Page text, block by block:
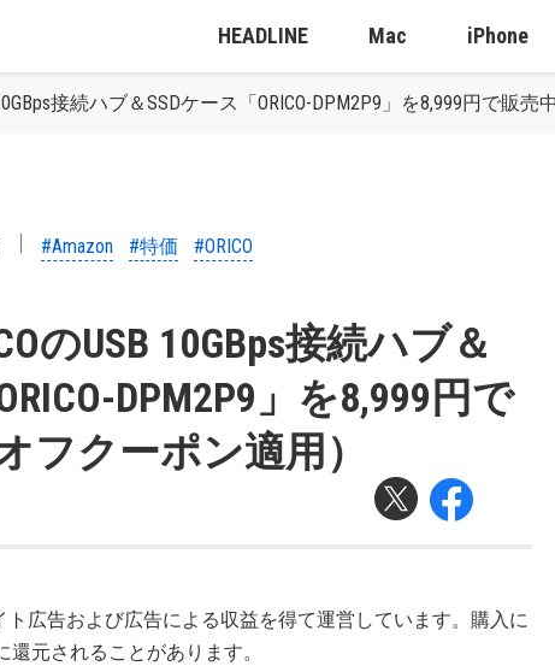
HEADLINE Mac iPhone
接続ハブ＆SSDケース「ORICO-DPM2P9」を8,999円で販売
#Amazon #特価 #ORICO
のUSB 10GBps接続ハブ＆
DPM2P9」を8,999円で
フクーポン適用）
広告および広告による収益を得て運営しています。購入に
元されることがあります。